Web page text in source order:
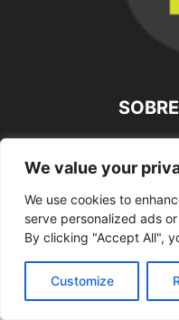
We value your
We use cookies to
serve personalized ads
By clicking "Accept All",
Customize